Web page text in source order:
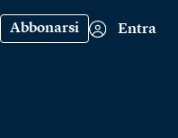
Abbonarsi Entra